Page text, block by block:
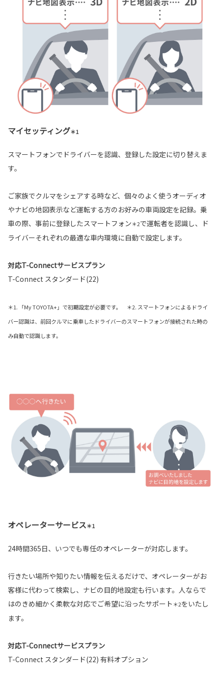
マイセッティング＊1
スマートフォンでドライバーを認識、登録した設定に切り替えま
す。
ご家族でクルマをシェアする時など、個々のよく使うオーディオ
やナビの地図表示など運転する方のお好みの車両設定を記録。乗
車の際、事前に登録したスマートフォン＊2で運転者を認識し、ド
ライバーそれぞれの最適な車内環境に自動で設定します。
対応T-Connectサービスプラン
T-Connect スタンダード(22)
＊1. 「My TOYOTA+」で初期設定が必要です。 ＊2. スマートフォンによるドライ
バー認識は、前回クルマに乗車したドライバーのスマートフォンが接続された時の
み自動で認識します。
オペレーターサービス＊1
24時間365日、いつでも専任のオペレーターが対応します。
行きたい場所や知りたい情報を伝えるだけで、オペレーターがお
客様に代わって検索し、ナビの目的地設定も行います。人ならで
はのきめ細かく柔軟な対応でご希望に沿ったサポート ＊2をいたし
ます。
対応T-Connectサービスプラン
T-Connect スタンダード(22) 有料オプション